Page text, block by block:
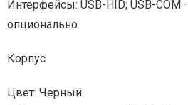
Интерфейсы: USB-HID; USB-
опционально
Корпус
Цвет: Черный